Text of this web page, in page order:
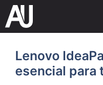
Saltar
contenido
Lenovo
esencial para